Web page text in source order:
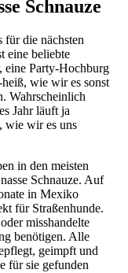
Schnauze
für die nächsten
eine beliebte
eine Party-Hochburg
wie wir es sonst
Wahrscheinlich
Jahr läuft ja
wie wir es uns
in den meisten
Schnauze. Auf
in Mexiko
für Straßenhunde.
misshandelte
benötigen. Alle
geimpft und
für sie gefunden